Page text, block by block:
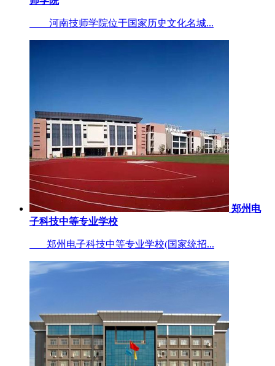
河南技师学院位于国家历史文化名城...
郑州电
子科技中等专业学校
郑州电子科技中等专业学校(国家统招...